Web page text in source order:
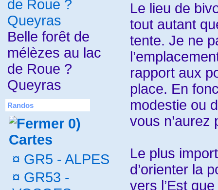
Belle forêt de
mélèzes au lac
de Roue ?
Queyras
Randos
0)
Cartes
¤ GR5 - ALPES
¤ GR53 -
Le lieu de
tout autant
tente. Je ne
rapport aux
place. En
modestie ou
vous n’aurez
Le plus
d’orienter la
vers l’Est